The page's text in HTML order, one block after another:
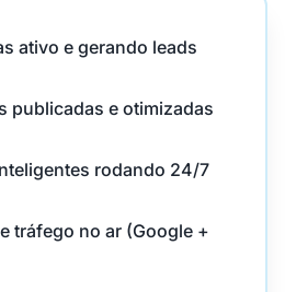
ativo e gerando leads
publicadas e otimizadas
rodando 24/7
tráfego no ar (Google +